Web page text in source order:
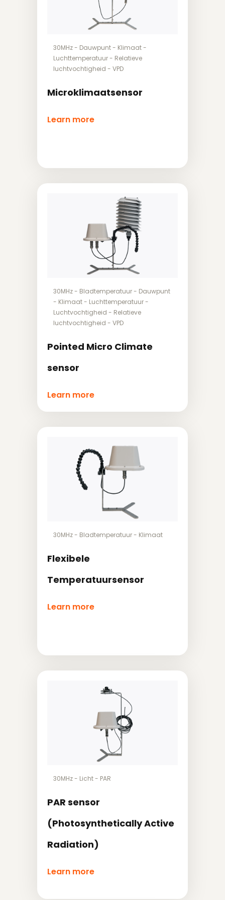
30MHz- Dauwpunt- Klimaat-
Luchttemperatuur- Relatieve
luchtvochtigheid - VPD
Microklimaatsensor
Learn more
30MHz- Bladtemperatuur- Dauwpunt
- Klimaat- Luchttemperatuur-
Luchtvochtigheid - Relatieve
luchtvochtigheid - VPD
Pointed Micro Climate
sensor
Learn more
30MHz- Bladtemperatuur- Klimaat
Flexibele
Temperatuursensor
Learn more
30MHz- Licht- PAR
PAR sensor
(Photosynthetically Active
Radiation)
Learn more